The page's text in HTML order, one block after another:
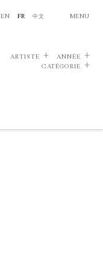
EN FR 中文 MENU
ARTISTE
ANNÉE
CATÉGORIE